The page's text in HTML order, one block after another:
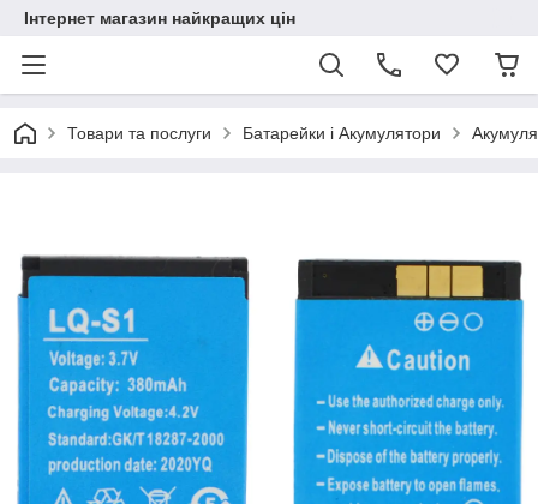
Інтернет магазин найкращих цін
Товари та послуги Батарейки і Акумулятори